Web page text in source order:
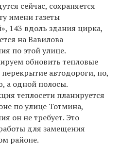
сейчас, сохраняется
имени газеты
143 вдоль здания цирка,
на Вавилова
по этой улице.
обновить тепловые
автодороги, но,
а одной полосы.
теплосети планируется
по улице Тотмина,
он не требует. Это
для замещения
районе.